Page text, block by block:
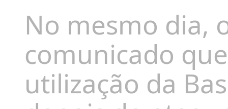
No mesmo dia,
comunicado
utilização da